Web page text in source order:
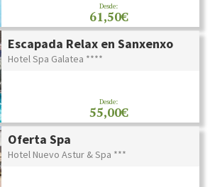
Desde:
61,50€
Escapada Relax en Sanxenxo
Hotel Spa Galatea ****
Desde:
55,00€
Oferta Spa
Hotel Nuevo Astur & Spa ***